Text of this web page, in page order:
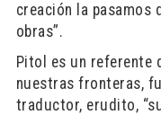
creación la pasamos
obras”.
Pitol es un referente
nuestras fronteras,
traductor, erudito,